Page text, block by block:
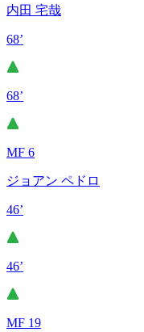
内田 宅哉
68’
68’
MF 6
ジョアン ペドロ
46’
46’
MF 19